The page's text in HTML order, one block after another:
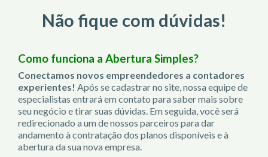
Não fique com dúvidas!
Como funciona a Abertura Simples?
Conectamos novos empreendedores a contadores
experientes! Após se cadastrar no site, nossa equipe de
especialistas entrará em contato para saber mais sobre
seu negócio e tirar suas dúvidas. Em seguida, você será
redirecionado a um de nossos parceiros para dar
andamento à contratação dos planos disponíveis e à
abertura da sua nova empresa.